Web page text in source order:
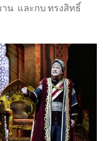
าน และกบ ทรงสิทธิ์